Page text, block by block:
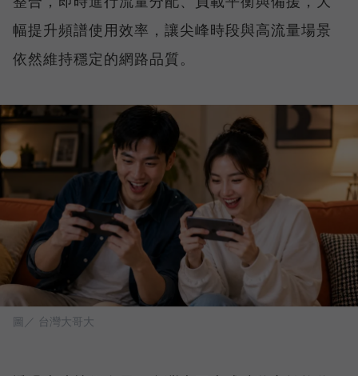
幅提升頻譜使用效率，讓尖峰時段與高流量場景
依然維持穩定的網路品質。
圖／ 台灣大哥大